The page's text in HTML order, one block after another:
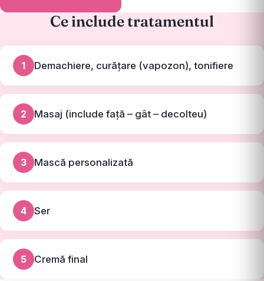
Ce include tratamentul
1 Demachiere, curățare (vapozon), tonifiere
2 Masaj (include față – gât – decolteu)
3 Mască personalizată
4 Ser
5 Cremă final